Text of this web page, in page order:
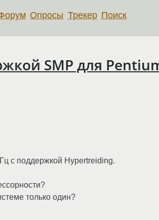
Опросы Трекер Поиск
SMP для
с поддержкой Hypertreiding.
только один?